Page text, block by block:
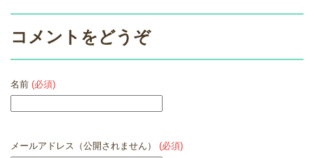
コメントをどうぞ
名前 (必須)
メールアドレス（公開されません） (必須)